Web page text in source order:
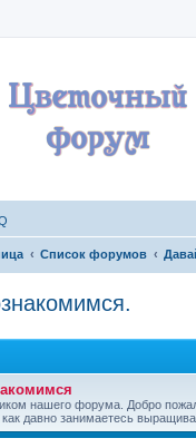
Список форумов
нашего форума. Добро
давно занимаетесь